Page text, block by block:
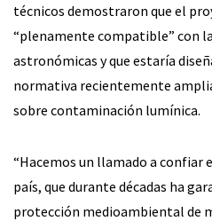
técnicos demostraron que el
“plenamente compatible” con
astronómicas y que estaría
normativa recientemente
sobre contaminación lumínica.
“Hacemos un llamado a
país, que durante décadas ha
protección medioambiental de